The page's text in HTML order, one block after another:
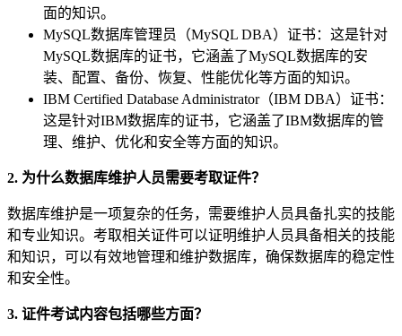
面的知识。
MySQL数据库管理员（MySQL DBA）证书：这是针对
MySQL数据库的证书，它涵盖了MySQL数据库的安
装、配置、备份、恢复、性能优化等方面的知识。
IBM Certified Database Administrator（IBM DBA）证书：
这是针对IBM数据库的证书，它涵盖了IBM数据库的管
理、维护、优化和安全等方面的知识。
2. 为什么数据库维护人员需要考取证件？
数据库维护是一项复杂的任务，需要维护人员具备扎实的技能
和专业知识。考取相关证件可以证明维护人员具备相关的技能
和知识，可以有效地管理和维护数据库，确保数据库的稳定性
和安全性。
3. 证件考试内容包括哪些方面？